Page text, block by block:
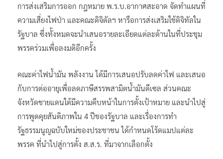
การส่งเสริมการออก กฎหมาย พ.ร.บ.อากาศสะอาด จัดทำแผนที่
ความเสี่ยงไฟป่า และคณะดิจิดัลฯ หารือการส่งเสริมใช้ดิจิทัลใน
รัฐบาล ซึ่งทั้งหมดจะนำเสนอรายละเอียดแต่ละด้านในที่ประชุม
พรรคร่วมเพื่อลงมติอีกครั้ง
คณะค่าไฟน้ำมัน พลังงาน ได้มีการเสนอปรับลดค่าไฟ และเสนอ
กับการต่ออายุเพื่อลดภาษีสรรพสามิตน้ำมันดีเซล ส่วนคณะ
จังหวัดชายแดนใต้มีความคืบหน้าในการตั้งเป้าหมาย และนำไปสู่
การพูดคุยสันติภาพใน 4 ปีของรัฐบาล และเรื่องการทำ
รัฐธรรมนูญฉบับใหม่ของประชาชน ได้กำหนดโร้ดแมปแต่ละ
พรรค ที่นำไปสู่การตั้ง ส.ส.ร. ที่มาจากเลือกตั้ง